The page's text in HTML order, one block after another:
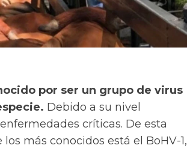
por ser un grupo de virus
Debido a su nivel
críticas. De esta
más conocidos está el BoHV-1,